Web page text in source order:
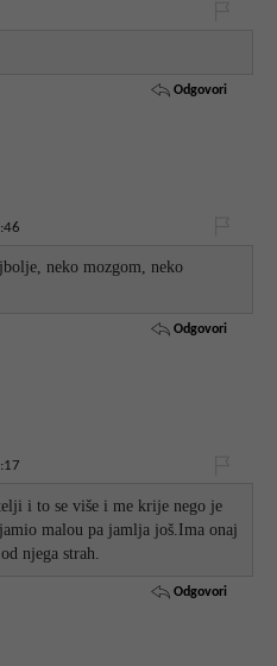
Odgovori
neko mozgom, neko
Odgovori
i to se više i me krije nego je
malou pa jamlja još.Ima onaj
njega strah.
Odgovori